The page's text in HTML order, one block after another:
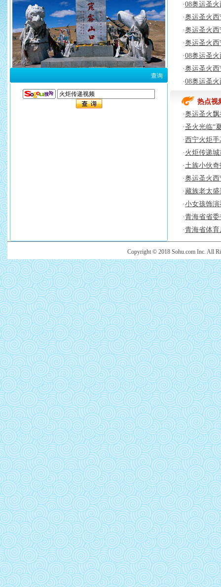
查询
·08奥运圣
·奥运圣火
·奥运圣火
·奥运圣火
·08奥运圣
·奥运圣火
·08奥运圣
热点视
·奥运圣火
·圣火光临“
· 西宁火炬
· 火炬传递
·土族小伙
·奥运圣火
·藏族老太
·小女孩饰
·青海省省
·青海省体
Copyright © 2018 Sohu.com Inc. All